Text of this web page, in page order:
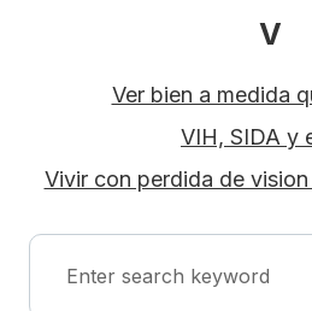
V
Ver bien a medida
VIH, SIDA y
Vivir con perdida de